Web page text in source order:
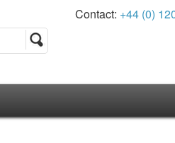
Contact: +44 (0)